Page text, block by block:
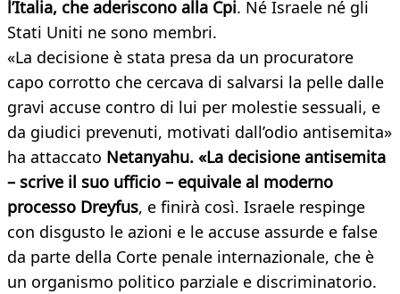
l’Italia, che aderiscono alla Cpi. Né Israele né gli
Stati Uniti ne sono membri.
«La decisione è stata presa da un procuratore
capo corrotto che cercava di salvarsi la pelle dalle
gravi accuse contro di lui per molestie sessuali, e
da giudici prevenuti, motivati dall’odio antisemita»
ha attaccato Netanyahu. «La decisione antisemita
– scrive il suo ufficio – equivale al moderno
processo Dreyfus, e finirà così. Israele respinge
con disgusto le azioni e le accuse assurde e false
da parte della Corte penale internazionale, che è
un organismo politico parziale e discriminatorio.